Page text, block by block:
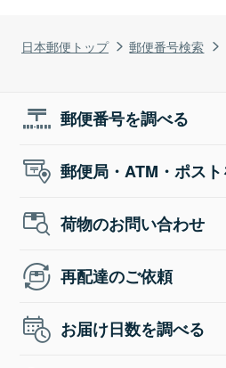
日本郵便トップ 郵便番号検索
郵便番号を調べる
郵便局・ATM・ポス
荷物のお問い合わせ
再配達のご依頼
お届け日数を調べる